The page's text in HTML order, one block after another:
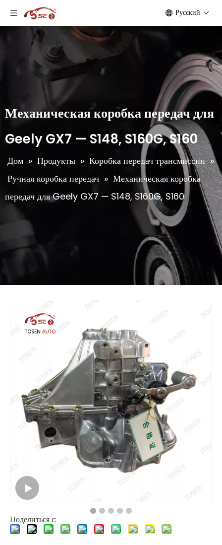
Pусский
Механическая коробка передач для
Geely GX7 — S148, S160G, S160
Дом » Продукты » Коробка передач трансмиссии »
Ручная коробка передач » Механическая коробка
передач для Geely GX7 — S148, S160G, S160
Поделиться с: